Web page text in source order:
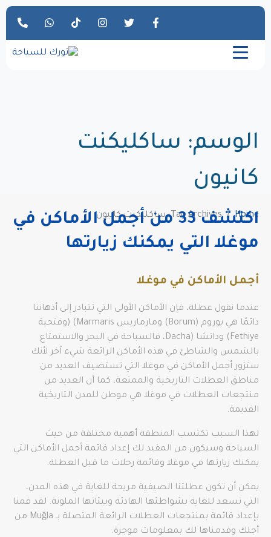
الوسم: ساكليكنت
كانيون
Home Tag Archives: ساكليكنت كانيوناكتشف 33 من أجمل الأماكن في
موغلا التي يمكنك زيارتها
أجمل الأماكن في موغلا
عندما نقول عطلة، فإن الأماكن الأولى التي تتبادر إلى أذهاننا
دائمًا هي بوروم (Borum) ومارماريس Marmaris) (وفتحية
Fethiye) وداتشا (Dacha، فالسباحة في البحر والاستمتاع
بالشمس والشاطئ في هذه الأماكن الرائعة شيء آخر لأنك
ستزور أجمل الأماكن في موغلا التي تستضيف العديد من
مناطق العطلات التاريخية والممتعة، كما أن العديد من
منتجعات العطلات في موغلا هي موطن للمدن التاريخية
القديمة.
لهذا السبب تكتسب المنطقة أهمية مختلفة من حيث
السياحة وسيكون من المفيد لك إعداد قائمة أجمل الأماكن التي
يمكنك زيارتها في موغلا وقائمة رحلات ما قبل العطلة.
يمكن أن تكون عطلتنا الصيفية مريحة للغاية في هذه المدن،
التي تسعد للغاية بشواطئها الهادئة وبيئاتها الملونة. لقد قمنا
بإعداد قائمة بمنتجعات العطلات الرائعة المتصلة بـ Muğla من
أجلك وقدمناها لك بمعلومات موجزة.